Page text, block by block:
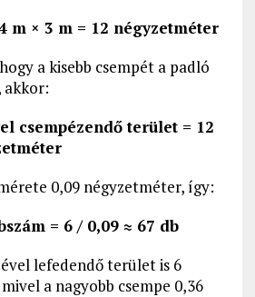
m × 3 m = 12 négyzetméter
a kisebb csempét a padló
akkor:
csempézendő terület = 12
0,09 négyzetméter, így:
= 6 / 0,09 ≈ 67 db
lefedendő terület is 6
a nagyobb csempe 0,36